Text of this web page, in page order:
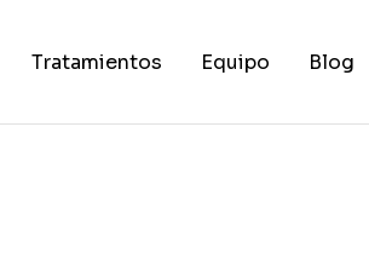
Tratamientos Equipo Blog